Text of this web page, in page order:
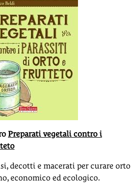
Preparati vegetali contro i
decotti e macerati per curare orto
economico ed ecologico.